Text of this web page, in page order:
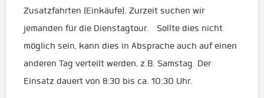
Zusatzfahrten (Einkäufe). Zurzeit suchen wir
jemanden für die Dienstagtour. Sollte dies nicht
möglich sein, kann dies in Absprache auch auf einen
anderen Tag verteilt werden, z.B. Samstag. Der
Einsatz dauert von 8:30 bis ca. 10:30 Uhr.